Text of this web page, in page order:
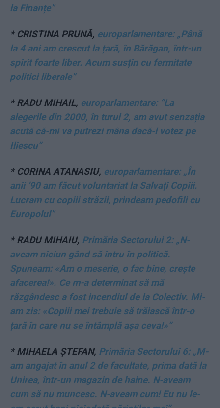
la Finanțe”
* CRISTINA PRUNĂ, europarlamentare: „Până
la 4 ani am crescut la țară, în Bărăgan, într-un
spirit foarte liber. Acum susțin cu fermitate
politici liberale”
*RADU MIHAIL, europarlamentare: “La
alegerile din 2000, în turul 2, am avut senzația
acută că-mi va putrezi mâna dacă-l votez pe
Iliescu”
* CORINA ATANASIU, europarlamentare: „În
anii ’90 am făcut voluntariat la Salvați Copiii.
Lucram cu copiii străzii, prindeam pedofili cu
Europolul”
*RADU MIHAIU, Primăria Sectorului 2: „N-
aveam niciun gând să intru în politică.
Spuneam: «Am o meserie, o fac bine, crește
afacerea!». Ce m-a determinat să mă
răzgândesc a fost incendiul de la Colectiv. Mi-
am zis: «Copiii mei trebuie să trăiască într-o
țară în care nu se întâmplă așa ceva!»”
*MIHAELA ȘTEFAN, Primăria Sectorului 6: „M-
am angajat în anul 2 de facultate, prima dată la
Unirea, într-un magazin de haine. N-aveam
cum să nu muncesc. N-aveam cum! Eu nu le-